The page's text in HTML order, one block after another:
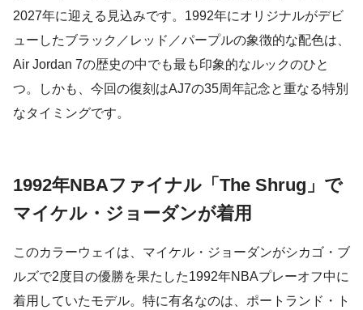
2027年に迎える見込みです。1992年にオリジナルがデビ
ューしたブラック／レッド／パープルの象徴的な配色は、
Air Jordan 7の歴史の中でも最も印象的なルックのひと
つ。しかも、今回の復刻はAJ7の35周年記念と重なる特別
なタイミングです。
1992年NBAファイナル「The Shrug」で
マイケル・ジョーダンが着用
このカラーウェイは、マイケル・ジョーダンがシカゴ・ブ
ルズで2度目の優勝を果たした1992年NBAプレーオフ中に
着用していたモデル。特に有名なのは、ポートランド・ト